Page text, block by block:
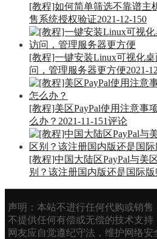
[教程]如何简单筛选不靠谱主
售系统授权验证2021-12-150
[教程]一键安装Linux可视化
问，管理服务器更方便2021-
[教程]美区PayPal使用注意事
么办？ 2021-11-151评论
[教程]中国大陆区PayPal与美
别？该注册国内版还是国际版
声明：本站不进行任何代购或销售
不提供任何有偿或无偿的技术支持
网友应自觉遵纪守法，维护网络安